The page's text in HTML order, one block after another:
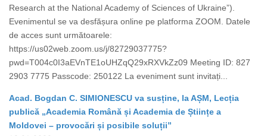
Research at the National Academy of Sciences of Ukraine”).
Evenimentul se va desfășura online pe platforma ZOOM. Datele
de acces sunt următoarele:
https://us02web.zoom.us/j/82729037775?
pwd=T004c0I3aEVnTE1oUHZqQ29xRXVkZz09 Meeting ID: 827
2903 7775 Passcode: 250122 La eveniment sunt invitați...
Acad. Bogdan C. SIMIONESCU va susține, la AȘM, Lecția
publică „Academia Română și Academia de Științe a
Moldovei – provocări și posibile soluții”